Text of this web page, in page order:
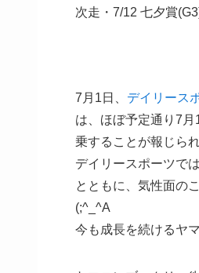
次走・7/12 七夕賞
7月1日、 デイリース
は、ほぼ予定通り7
乗することが報じら
デイリースポーツで
とともに、気性面の
(;^_^A
今も成長を続けるヤ